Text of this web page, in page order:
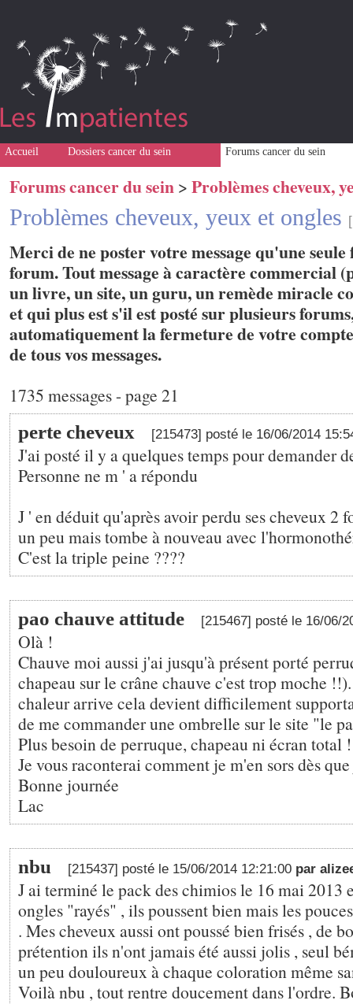
Accueil Dossiers cancer du sein Forums cancer du sein
Forums cancer du sein > Problèmes cheveux,
Problèmes cheveux, yeux et ongles
Merci de ne poster votre message qu'une seule
forum. Tout message à caractère commercial
un livre, un site, un guru, un remède miracle
et qui plus est s'il est posté sur plusieurs
automatiquement la fermeture de votre
de tous vos messages.
1735 messages - page 21
perte cheveux [215473] posté le 16/06/2014
J'ai posté il y a quelques temps pour demander
Personne ne m ' a répondu
J ' en déduit qu'après avoir perdu ses cheveux 2
un peu mais tombe à nouveau avec
C'est la triple peine ????
pao chauve attitude [215467] posté le 16/06/
Olà !
Chauve moi aussi j'ai jusqu'à présent porté
chapeau sur le crâne chauve c'est trop moche
chaleur arrive cela devient difficilement
de me commander une ombrelle sur le site "le
Plus besoin de perruque, chapeau ni écran total
Je vous raconterai comment je m'en sors dès
Bonne journée
Lac
nbu [215437] posté le 15/06/2014 12:21:00 par
J ai terminé le pack des chimios le 16 mai 2013
ongles "rayés" , ils poussent bien mais les
. Mes cheveux aussi ont poussé bien frisés , de
prétention ils n'ont jamais été aussi jolis , seul
un peu douloureux à chaque coloration même
Voilà nbu , tout rentre doucement dans l'ordre.